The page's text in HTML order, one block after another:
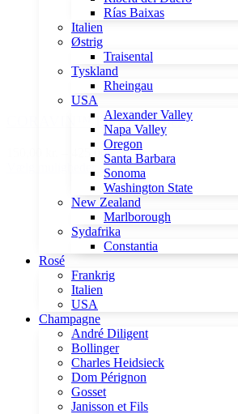
Rías Baixas
Italien
Østrig
Traisental
Tyskland
Rheingau
USA
Alexander Valley
Napa Valley
Oregon
Santa Barbara
Sonoma
Washington State
New Zealand
Marlborough
Sydafrika
Constantia
Rosé
Frankrig
Italien
USA
Champagne
André Diligent
Bollinger
Charles Heidsieck
Dom Pérignon
Gosset
Janisson et Fils
CORAVIN™ Pure Capsules
425,00 kr.